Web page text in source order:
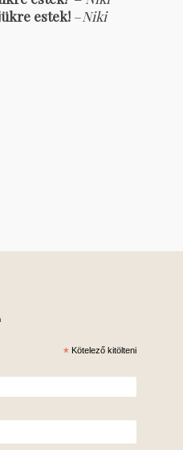
estek!–Niki
* Kötelező kitölteni